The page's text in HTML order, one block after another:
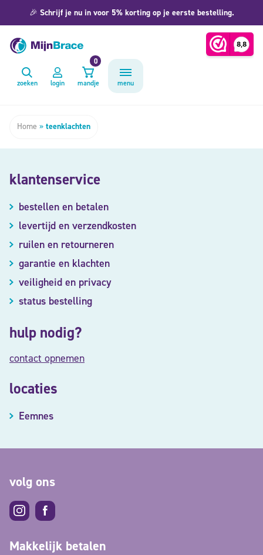
🎉 Schrijf je nu in voor 5% korting op je eerste bestelling.
zoeken login mandje
0
menu
Home » teenklachten
klantenservice
bestellen en betalen
levertijd en verzendkosten
ruilen en retourneren
garantie en klachten
veiligheid en privacy
status bestelling
hulp nodig?
contact opnemen
locaties
Eemnes
volg ons
Makkelijk betalen